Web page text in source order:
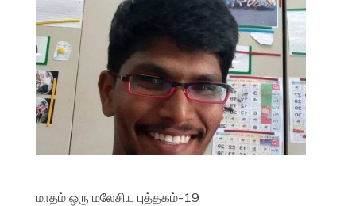
மாதம் ஒரு மலேசிய புத்தகம்-19